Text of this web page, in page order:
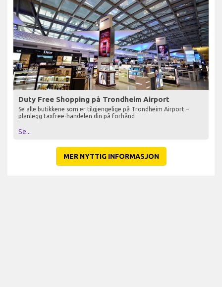
Duty Free Shopping på Trondheim Airport
Se alle butikkene som er tilgjengelige på Trondheim Airport –
planlegg taxfree-handelen din på forhånd
Se...
MER NYTTIG INFORMASJON